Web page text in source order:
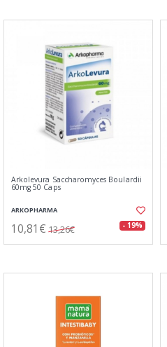
Arkolevura Saccharomyces Boulardii
60mg 50 Caps
ARKOPHARMA
10,81€ 13,26€ - 19%